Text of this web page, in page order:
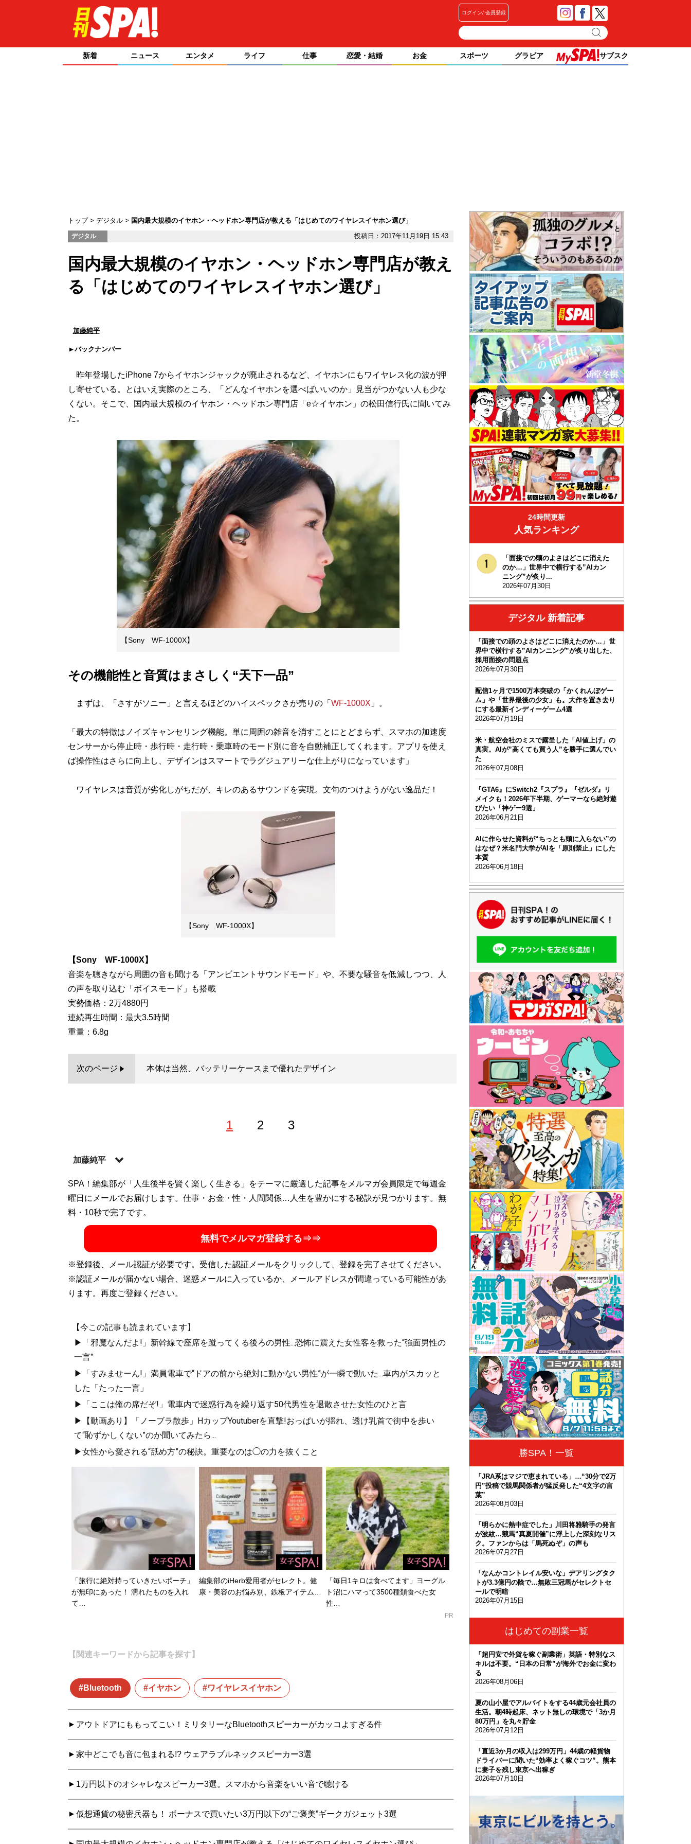
ログイン 会員登録
新着 ニュース エンタメ ライフ 仕事 恋愛・結婚 お金 スポーツ グラビア サブスク
トップ デジタル 国内最大規模のイヤホン・ヘッドホン専門店が教える「はじめてのワイヤレスイヤホン選び」
デジタル 投稿日：2017年11月19日 15:43
国内最大規模のイヤホン・ヘッドホン専門店が教え
る「はじめてのワイヤレスイヤホン選び」
加藤純平
バックナンバー
昨年登場したiPhone 7からイヤホンジャックが廃止されるなど、イヤホンにもワイヤレス化の波が押
し寄せている。とはいえ実際のところ、「どんなイヤホンを選べばいいのか」見当がつかない人も少な
くない。そこで、国内最大規模のイヤホン・ヘッドホン専門店「e☆イヤホン」の松田信行氏に聞いてみ
た。
【Sony WF-1000X】
その機能性と音質はまさしく“天下一品”
まずは、「さすがソニー」と言えるほどのハイスペックさが売りの「 WF-1000X 」。
「最大の特徴はノイズキャンセリング機能。単に周囲の雑音を消すことにとどまらず、スマホの加速度
センサーから停止時・歩行時・走行時・乗車時のモード別に音を自動補正してくれます。アプリを使え
ば操作性はさらに向上し、デザインはスマートでラグジュアリーな仕上がりになっています」
ワイヤレスは音質が劣化しがちだが、キレのあるサウンドを実現。文句のつけようがない逸品だ！
【Sony WF-1000X】
【Sony WF-1000X】
音楽を聴きながら周囲の音も聞ける「アンビエントサウンドモード」や、不要な騒音を低減しつつ、人
の声を取り込む「ボイスモード」も搭載
実勢価格：2万4880円
連続再生時間：最大3.5時間
重量：6.8g
次のページ 本体は当然、バッテリーケースまで優れたデザイン
1 2 3
加藤純平
記事一覧へ
SPA！編集部が「人生後半を賢く楽しく生きる」をテーマに厳選した記事をメルマガ会員限定で毎週金
曜日にメールでお届けします。仕事・お金・性・人間関係…人生を豊かにする秘訣が見つかります。無
料・10秒で完了です。
無料でメルマガ登録する⇒⇒
※登録後、メール認証が必要です。受信した認証メールをクリックして、登録を完了させてください。
※認証メールが届かない場合、迷惑メールに入っているか、メールアドレスが間違っている可能性があ
ります。再度ご登録ください。
【今この記事も読まれています】
▶「邪魔なんだよ!」新幹線で座席を蹴ってくる後ろの男性...恐怖に震えた女性客を救った“強面男性の
一言”
▶「すみませーん!」満員電車で“ドアの前から絶対に動かない男性”が一瞬で動いた...車内がスカッと
した「たった一言」
▶「ここは俺の席だぞ!」電車内で迷惑行為を繰り返す50代男性を退散させた女性のひと言
▶【動画あり】「ノーブラ散歩」HカップYoutuberを直撃!おっぱいが揺れ、透け乳首で街中を歩い
て“恥ずかしくない”のか聞いてみたら...
▶女性から愛される“舐め方”の秘訣。重要なのは◯の力を抜くこと
「旅行に絶対持っていきたいポーチ」
が無印にあった！ 濡れたものを入れ
て…
編集部のiHerb愛用者がセレクト。健
康・美容のお悩み別、鉄板アイテム…
「毎日1キロは食べてます」ヨーグル
ト沼にハマって3500種類食べた女
性…
PR
【関連キーワードから記事を探す】
Bluetooth イヤホン ワイヤレスイヤホン
アウトドアにももってこい！ミリタリーなBluetoothスピーカーがカッコよすぎる件
家中どこでも音に包まれる!? ウェアラブルネックスピーカー3選
1万円以下のオシャレなスピーカー3選。スマホから音楽をいい音で聴ける
仮想通貨の秘密兵器も！ ボーナスで買いたい3万円以下の“ご褒美”ギークガジェット3選
24時間更新
人気ランキング
「面接での頭のよさはどこに消えた
のか…」世界中で横行する”AIカン
ニング”が炙り...
2026年07月30日
デジタル 新着記事
「面接での頭のよさはどこに消えたのか…」世
界中で横行する”AIカンニング”が炙り出した、
採用面接の問題点
2026年07月30日
配信1ヶ月で1500万本突破の「かくれんぼゲー
ム」や「世界最後の少女」も。大作を置き去り
にする最新インディーゲーム4選
2026年07月19日
米・航空会社のミスで露呈した「AI値上げ」の
真実。AIが”高くても買う人”を勝手に選んでい
た
2026年07月08日
『GTA6』にSwitch2『スプラ』『ゼルダ』リ
メイクも！2026年下半期、ゲーマーなら絶対遊
びたい「神ゲー9選」
2026年06月21日
AIに作らせた資料が“ちっとも頭に入らない”の
はなぜ？米名門大学がAIを「原則禁止」にした
本質
2026年06月18日
勝SPA！一覧
「JRA系はマジで恵まれている」…“30分で2万
円”投稿で競馬関係者が猛反発した“4文字の言
葉”
2026年08月03日
「明らかに熱中症でした」川田将雅騎手の発言
が波紋…競馬“真夏開催”に浮上した深刻なリス
ク。ファンからは「馬死ぬぞ」の声も
2026年07月27日
「なんかコントレイル安いな」デアリングタク
トが3.3億円の陰で…無敗三冠馬がセレクトセ
ールで明暗
2026年07月15日
はじめての副業一覧
「超円安で外貨を稼ぐ副業術」英語・特別なス
キルは不要。“日本の日常”が海外でお金に変わ
る
2026年08月06日
夏の山小屋でアルバイトをする44歳元会社員の
生活。朝4時起床、ネット無しの環境で「3か月
80万円」を丸々貯金
2026年07月12日
「直近3か月の収入は299万円」44歳の軽貨物
ドライバーに聞いた“効率よく稼ぐコツ”。熊本
に妻子を残し東京へ出稼ぎ
2026年07月10日